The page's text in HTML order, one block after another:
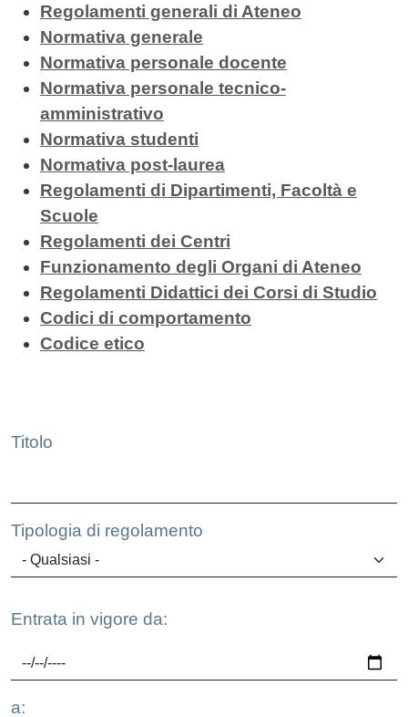
Regolamenti generali di Ateneo
Normativa generale
Normativa personale docente
Normativa personale tecnico-
amministrativo
Normativa studenti
Normativa post-laurea
Regolamenti di Dipartimenti, Facoltà e
Scuole
Regolamenti dei Centri
Funzionamento degli Organi di Ateneo
Regolamenti Didattici dei Corsi di Studio
Codici di comportamento
Codice etico
Titolo
Tipologia di regolamento
Entrata in vigore da:
a: